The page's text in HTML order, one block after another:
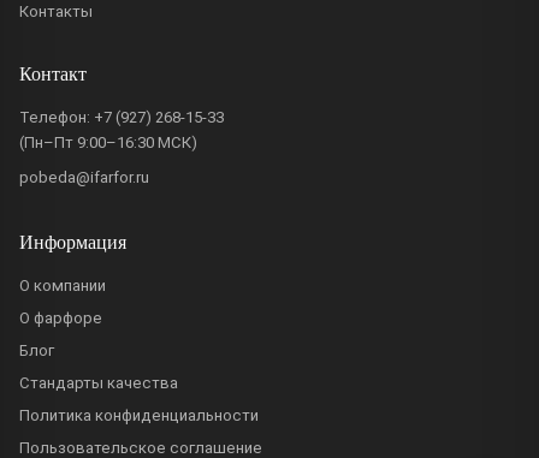
Контакты
Контакт
Телефон: +7 (927) 268-15-33
(Пн–Пт 9:00–16:30 МСК)
pobeda@ifarfor.ru
Информация
О компании
О фарфоре
Блог
Стандарты качества
Политика конфиденциальности
Пользовательское соглашение